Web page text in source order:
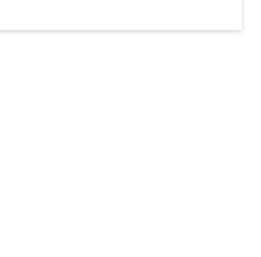
mehr, ist aber integrativer